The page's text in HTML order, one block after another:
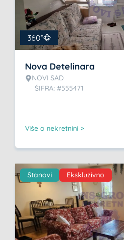
360°
Nova Detelinara
NOVI SAD
ŠIFRA: #555471
Više o nekretnini >
Stanovi Ekskluzivno